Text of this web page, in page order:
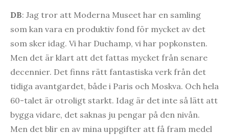
DB: Jag tror att Moderna Museet har en samling
som kan vara en produktiv fond för mycket av det
som sker idag. Vi har Duchamp, vi har popkonsten.
Men det är klart att det fattas mycket från senare
decennier. Det finns rätt fantastiska verk från det
tidiga avantgardet, både i Paris och Moskva. Och hela
60-talet är otroligt starkt. Idag är det inte så lätt att
bygga vidare, det saknas ju pengar på den nivån.
Men det blir en av mina uppgifter att få fram medel